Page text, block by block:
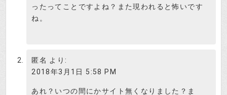
そういうのを怪しいと感じない人を
投資はじめ
なるほど、ニッチなビジネスです
ったってことですよね？また現われると怖いです
ね。
匿名 より:
2018年3月1日 5:58 PM
あれ？いつの間にかサイト無くなりました？ま